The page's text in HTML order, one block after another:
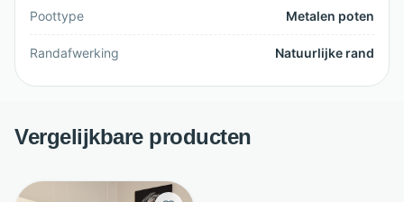
Poottype Metalen poten
Randafwerking Natuurlijke rand
Vergelijkbare producten